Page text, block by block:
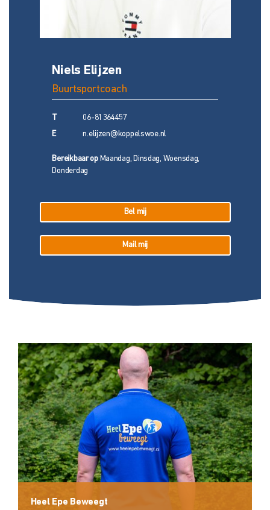
Niels Elijzen
Buurtsportcoach
06-81364457
E n.elijzen@koppelswoe.nl
Bereikbaar opMaandag, Dinsdag, Woensdag,
Donderdag
Bel mij
Mail mij
Heel Epe Beweegt